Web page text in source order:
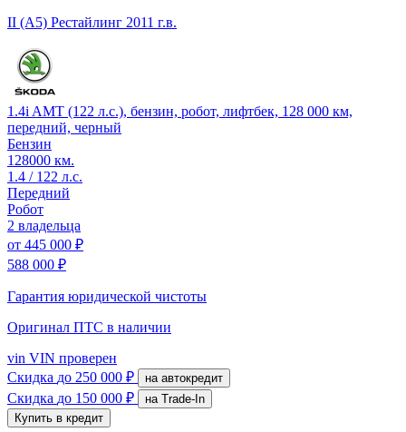
II (A5) Рестайлинг 2011 г.в.
1.4i AMT (122 л.с.), бензин, робот, лифтбек, 128 000 км,
передний, черный
Бензин
128000 км.
1.4 / 122 л.с.
Передний
Робот
2 владельца
от 445 000 ₽
588 000 ₽
Гарантия юридической чистоты
Оригинал ПТС в наличии
vin VIN проверен
Скидка до 250 000 ₽ на автокредит
Скидка до 150 000 ₽
на Trade-In
Купить в кредит